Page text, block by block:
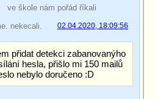
ve škole nám pořád říkali
nekecali.
02.04.2020, 18:09:56
přidat detekci zabanovanýho
hesla, přišlo mi 150 mailů
nebylo doručeno :D